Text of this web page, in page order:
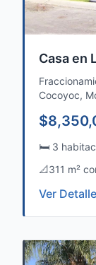
Casa en
Cocoyoc,
🛏️ 3
📐311 m²
Ver